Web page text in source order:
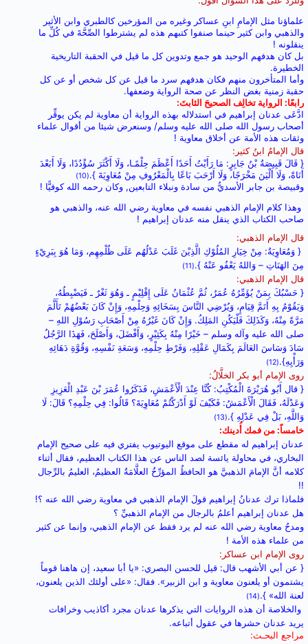
علماؤنا مثل الإمامِ ابنِ عساكر وغيره من المؤرخين كالطبري وابن الأثير
والذهبي وابن كثير حينما صنفوا كتبهم هذه لم يشترطوا الصِّحَّةَ في كُلِّ ما
ينقلونه !
بل كان هدفهم الوحيد هو جمع وتدوين كل ما قيل في الحقبة التاريخية
الخطيرة.
وأما المتأخرون منهم فكان هدفهم سرد ما قيل عن كل شخص أو عن كل
حقبة زمنية بغض النظر عن صحة الرواية وضعفها.
رابعًا: الرواية تخالِف الصحيحَ الثابتَ:
ادَّعَى عدنان إبراهيم في استدلاله بهذه الرواية أن معاوية لم يكن يوقِّر
أصحاب رسول الله صلى الله عليه وسلم/ وسنعرض شيئا من أقوال علماء
وثقات هذه الأمة عن أخلاق معاوية !
قال الإمامُ ابنُ كثير:
{ قَالَ قَبِيصَةُ بْنُ جَابِرٍ: مَا رَأَيْتُ أَحَدًا أَعْظَمَ حِلْمًـا، وَلَا أَكْثَرَ سُؤْدُدًا، وَلَا أَبَعْدَ
أَنَاةً، وَلَا أَلْيَنَ مَخْرَجًا، وَلَا أَرْحَبَ بَاعًا بِالْمَعْرُوفِ مِنْ مُعَاوِيَةَ }.
(10)
وقبيصة بن جابر الأسديُّ من سادة ونبلاء التابعين, وكان رحمه الله كوفيًّا !
وهذا كلام الإمام الذهبي نفسه في معاوية رضي الله عنه، والذهبي هو
صاحب الكتاب الذي ينقل منه عدنان إبراهيم !
قال الإمام الذهبي:
{ وَمُعَاوِيَةُ: مِنْ خِيَارِ المُلُوْكِ الَّذِيْنَ غَلَبَ عَدْلُهُم عَلَى ظُلْمِهِم، وَمَا هُوَ بِبَرِيْءٍ
مِنَ الهَنَاتِ – وَاللهُ يَعْفُو عَنْهُ }.
(11)
قال الإمام الذهبي:
{ حَسْبُكَ بِمَنْ يُؤَمِّرُهُ عُمَرُ، ثُمَّ عُثْمَانُ عَلَى إِقْلِيْمٍ ـ وَهُوَ ثَغْرٌ ـ فَيَضْبِطُهُ،
وَيَقُوْمُ بِهِ أَتَمَّ قِيَامٍ، وَيُرْضِي النَّاسَ بِسَخَائِهِ وَحِلْمِهِ، وَإِنْ كَانَ بَعْضُهُمْ تَأَلَّمَ
مَرَّةً مِنْهُ، وَكَذَلِكَ فَلْيَكُنِ المَلِكُ. وَإِنْ كَانَ غَيْرُهُ مِنْ أَصْحَابِ رَسُوْلِ اللهِ –
صلى الله عليه وآله وسلم – خَيْرًا مِنْهُ بِكَثِيْرٍ، وَأَفْضَلَ، وَأَصْلَحَ، فَهَذَا الرَّجُلُ
سَادَ وَسَاسَ العَالَمَ بِكَمَالِ عَقْلِهِ، وَفَرْطِ حِلْمِهِ، وَسَعَةِ نَفْسِهِ، وَقُوَّةِ دَهَائِهِ
وَرَأْيِهِ}
.
(12)
روى الإمام أبو بكر الخلَّالُ:
{ قال أَبُو هُرَيْرَةَ الْمُكْتِبُ: كُنَّا عِنْدَ الْأَعْمَشِ، فَذَكَرُوا عُمَرَ بْنَ عَبْدِ الْعَزِيزِ
وَعَدْلَهُ، فَقَالَ الْأَعْمَشُ: فَكَيْفَ لَوْ أَدْرَكْتُمْ مُعَاوِيَةَ؟ قَالُوا: فِي حِلْمِهِ؟ قَالَ: لَا
وَاللَّهِ، بَلْ فِي عَدْلِهِ }.
(13)
خامساً: من فمك أُدينك:
عدنان إبراهيم له مقطع على موقع اليوتيوب يفتري فيه على صحيح الإمام
البخاري، في محاولة يائسة لصد الناس عن هذا الكتاب العظيم، فقال أثناء
كلامه أنَّ الإمامَ الذهبيَّ هو الحافظُ المؤرِّخُ العلَّامَةُ العظيمُ، العليمُ بالرِّجال
!!
فلماذا ترك عدنانُ إبراهيم قولَ الإمام الذهبي في معاوية رضي الله عنه ؟!
هل عدنان إبراهيم أعلمُ بالرجال من الإمام الذهبيِّ ؟
ومدحُ معاوية رضي الله عنه لم يرد فقط عن الإمام الذهبي، وإنما عن كثير
من علماء هذه الأمة !
روى الإمام ابن عساكر:
{ عن أبي الأشهب قال: قيل للحسن البصري: «يا أبا سعيد، إن هاهنا قوماً
يشتمون أو يلعنون معاوية و ابن الزبير». فقال: «على أولئك الذين يلعنون،
لعنة الله» }.(14)
والخلاصة أن هذه الروايات التي يذكرها عدنان مجرد أكاذيب وخرافات
يريد عدنان حشرها في عقول أتباعه.
مراجع البحـث: